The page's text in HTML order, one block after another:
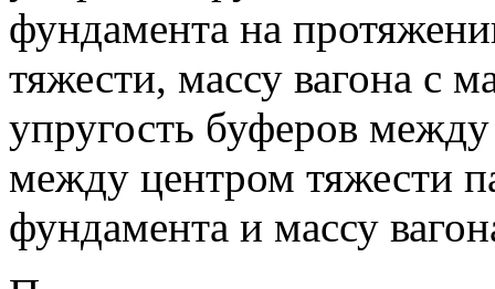
фундамента на
тяжести, массу вагона с
упругость буферов
между центром тяжести
фундамента и массу